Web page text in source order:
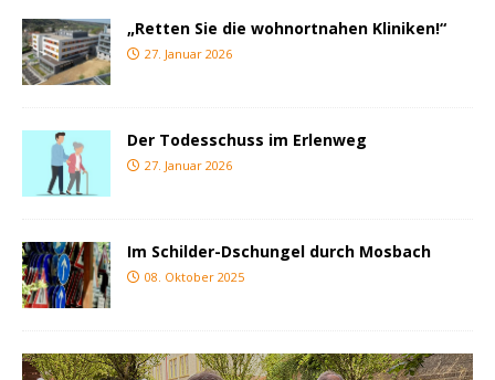
„Retten Sie die wohnortnahen Kliniken!“
27. Januar 2026
Der Todesschuss im Erlenweg
27. Januar 2026
Im Schilder-Dschungel durch Mosbach
08. Oktober 2025